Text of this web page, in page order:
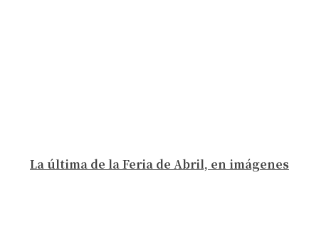
La última de la Feria de Abril, en imágenes